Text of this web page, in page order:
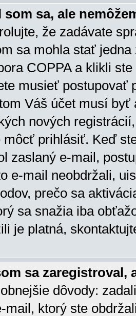
som sa, ale
že zadávate
sa mohla stať
COPPA a klikli
musieť postupovať
Váš účet musí
nových
môcť prihlásiť. Keď
zaslaný e-mail,
e-mail neobdržali,
prečo sa
sa snažia iba
je platná,
sa zaregistroval,
dôvody:
mail, ktorý ste